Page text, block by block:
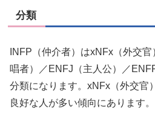
分類
INFP（仲介者）はxNFx（外交
唱者）／ENFJ（主人公）／
分類になります。xNFx（外交官
良好な人が多い傾向にあります。